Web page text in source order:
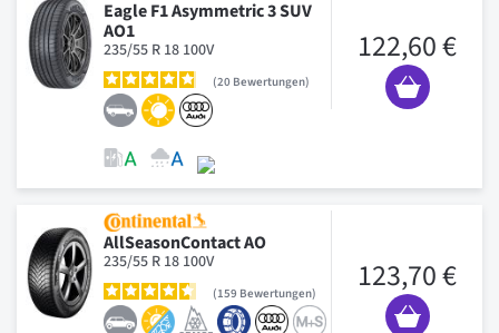
Eagle F1 Asymmetric 3 SUV
AO1
235/55 R 18 100V
20 Bewertungen
122,60 €
AllSeasonContact AO
235/55 R 18 100V
159 Bewertungen 123,70 €